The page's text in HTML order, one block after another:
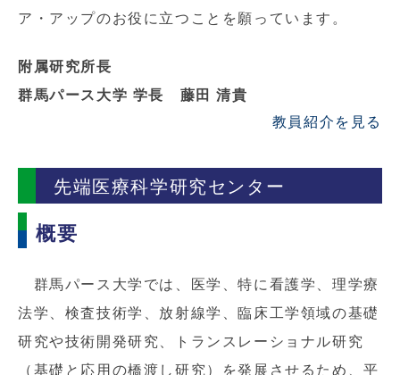
ア・アップのお役に立つことを願っています。
附属研究所長
群馬パース大学 学長 藤田 清貴
教員紹介を見る
先端医療科学研究センター
概要
群馬パース大学では、医学、特に看護学、理学療
法学、検査技術学、放射線学、臨床工学領域の基礎
研究や技術開発研究、トランスレーショナル研究
（基礎と応用の橋渡し研究）を発展させるため、平